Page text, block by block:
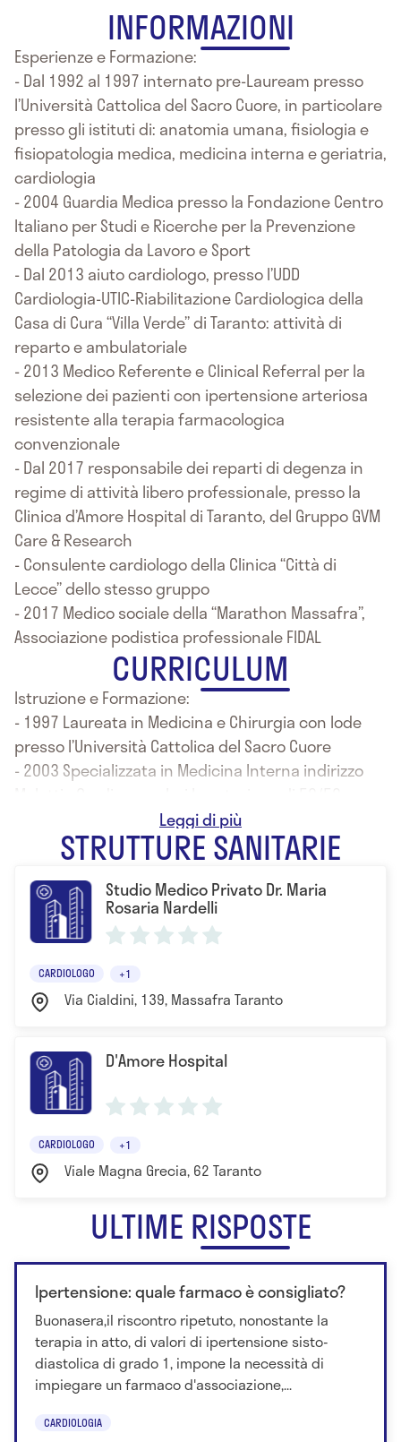
INFORMAZIONI
Esperienze e Formazione:
- Dal 1992 al 1997 internato pre-Lauream presso
l’Università Cattolica del Sacro Cuore, in particolare
presso gli istituti di: anatomia umana, fisiologia e
fisiopatologia medica, medicina interna e geriatria,
cardiologia
- 2004 Guardia Medica presso la Fondazione Centro
Italiano per Studi e Ricerche per la Prevenzione
della Patologia da Lavoro e Sport
- Dal 2013 aiuto cardiologo, presso l’UDD
Cardiologia-UTIC-Riabilitazione Cardiologica della
Casa di Cura “Villa Verde” di Taranto: attività di
reparto e ambulatoriale
- 2013 Medico Referente e Clinical Referral per la
selezione dei pazienti con ipertensione arteriosa
resistente alla terapia farmacologica
convenzionale
- Dal 2017 responsabile dei reparti di degenza in
regime di attività libero professionale, presso la
Clinica d’Amore Hospital di Taranto, del Gruppo GVM
Care & Research
- Consulente cardiologo della Clinica “Città di
Lecce” dello stesso gruppo
- 2017 Medico sociale della “Marathon Massafra”,
Associazione podistica professionale FIDAL
CURRICULUM
Istruzione e Formazione:
- 1997 Laureata in Medicina e Chirurgia con lode
presso l’Università Cattolica del Sacro Cuore
- 2003 Specializzata in Medicina Interna indirizzo
presso l’Università degli Studi di Trieste
- 2007 Corso di Formazione per la Certificazione di
Competenza in Ecografia Cardiovascolare Generale
della SIEC
- 2010 "Qualità e miglioramento nelle U.O. di
Cardiologia Clinica ed Interventistica”
- 2013 "The First Resistent Hypertension Course in
Berlin"
STRUTTURE SANITARIE
Studio Medico Privato Dr. Maria
Rosaria Nardelli
CARDIOLOGO +1
Via Cialdini, 139, Massafra Taranto
D'Amore Hospital
CARDIOLOGO +1
Viale Magna Grecia, 62 Taranto
ULTIME RISPOSTE
Ipertensione: quale farmaco è consigliato?
Buonasera,il riscontro ripetuto, nonostante la
terapia in atto, di valori di ipertensione sisto-
diastolica di grado 1, impone la necessità di
impiegare un farmaco d'associazione,...
CARDIOLOGIA